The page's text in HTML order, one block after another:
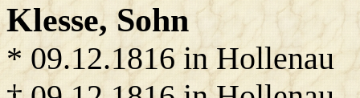
Klesse, Sohn
* 09.12.1816 in Hollenau